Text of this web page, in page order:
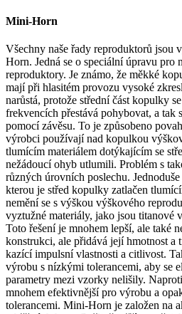
Mini-Horn
Všechny naše řady reproduktorů jsou
Horn. Jedná se o speciální úpravu pro
reproduktory. Je známo, že měkké
mají při hlasitém provozu vysoké
narůstá, protože střední část kopulky
frekvencích přestává pohybovat, a tak
pomocí závěsu. To je způsobeno
výrobci používají nad kopulkou
tlumícím materiálem dotýkajícím se
nežádoucí ohyb utlumili. Problém s
různých úrovních poslechu.
kterou je střed kopulky zatlačen
nemění se s výškou výškového
vyztužné materiály, jako jsou titanové
Toto řešení je mnohem lepší, ale také
konstrukci, ale přidává její hmotnost a
kazící impulsní vlastnosti a citlivost.
výrobu s nízkými tolerancemi, aby se
parametry mezi vzorky nelišily.
mnohem efektivnější pro výrobu a
tolerancemi. Mini-Horn je založen na